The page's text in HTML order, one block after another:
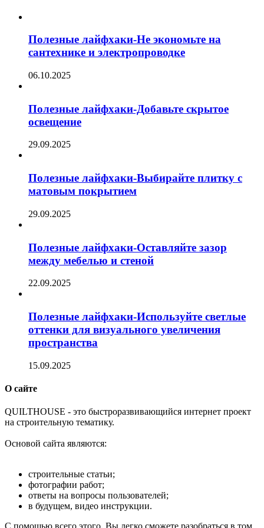
Полезные лайфхаки-Не экономьте на
сантехнике и электропроводке
06.10.2025
Полезные лайфхаки-Добавьте скрытое
освещение
29.09.2025
Полезные лайфхаки-Выбирайте плитку с
матовым покрытием
29.09.2025
Полезные лайфхаки-Оставляйте зазор
между мебелью и стеной
22.09.2025
Полезные лайфхаки-Используйте светлые
оттенки для визуального увеличения
пространства
15.09.2025
О сайте
QUILTHOUSE - это быстроразвивающийся интернет проект
на строительную тематику.
Основой сайта являются:
строительные статьи;
фотографии работ;
ответы на вопросы пользователей;
в будущем, видео инструкции.